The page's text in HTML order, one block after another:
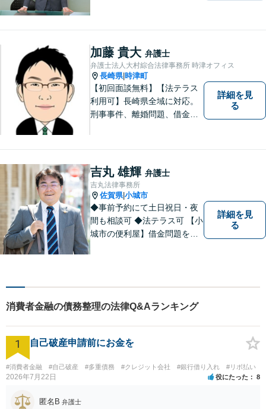
合わせながらどのような解決
が望ましいのかを共に考えま
す。ぜひお気軽にご相談くだ
さい！【プライバシー完備】
加藤 貴大 弁護士
弁護士法人大村綜合法律事務所 時津オフィス
長崎県|時津町
【初回面談無料】【法テラス
利用可】長崎県全域に対応。
刑事事件、離婚問題、借金・
い丁寧にサポートいたしま
す。どんな些細なことでも構
いません。お気軽にご相談く
ださい【完全個室】
詳細を見
る
吉丸 雄輝 弁護士
吉丸法律事務所
佐賀県|小城市
◆事前予約にて土日祝日・夜
間も相談可 ◆法テラス可 【小
城市の便利屋】借金問題を中
詳細を見
る
消費者金融の債務整理の法律Q&Aランキング
1 自己破産申請前にお金を
#消費者金融 #自己破産 #多重債務 #クレジット会社 #銀行借り入れ #リボ払い
2026年7月22日 役にたった 8
匿名B 弁護士